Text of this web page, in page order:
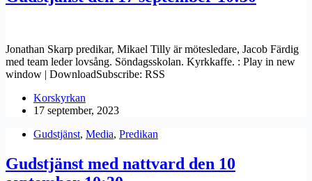
Jonathan Skarp predikar, Mikael Tilly är mötesledare, Jacob Färdig
med team leder lovsång. Söndagsskolan. Kyrkkaffe. : Play in new
window | DownloadSubscribe: RSS
Korskyrkan
17 september, 2023
Gudstjänst, Media, Predikan
Gudstjänst med nattvard den 10